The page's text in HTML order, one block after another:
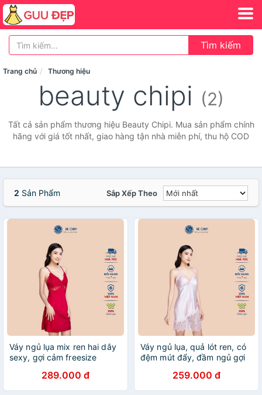
Tìm kiếm
Trang chủ Thương hiệu
beauty chipi (2)
Tất cả sản phẩm thương hiệu Beauty Chipi. Mua sản phẩm chính
hãng với giá tốt nhất, giao hàng tận nhà miễn phí, thu hộ COD
2 Sản Phẩm Sắp Xếp Theo
Váy ngủ lụa mix ren hai dây
sexy, gợi cảm freesize
289.000 đ
Váy ngủ lụa, quả lót ren, có
đệm mút đẩy, đầm ngủ gợi
259.000 đ